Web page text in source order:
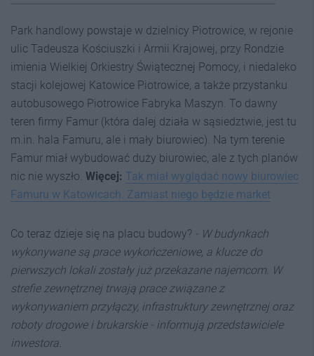
Park handlowy powstaje w dzielnicy Piotrowice, w rejonie
ulic Tadeusza Kościuszki i Armii Krajowej, przy Rondzie
imienia Wielkiej Orkiestry Świątecznej Pomocy, i niedaleko
stacji kolejowej Katowice Piotrowice, a także przystanku
autobusowego Piotrowice Fabryka Maszyn. To dawny
teren firmy Famur (która dalej działa w sąsiedztwie, jest tu
m.in. hala Famuru, ale i mały biurowiec). Na tym terenie
Famur miał wybudować duży biurowiec, ale z tych planów
nic nie wyszło. Więcej: Tak miał wyglądać nowy biurowiec
Famuru w Katowicach. Zamiast niego będzie market
Co teraz dzieje się na placu budowy?
- W budynkach
wykonywane są prace wykończeniowe, a klucze do
pierwszych lokali zostały już przekazane najemcom. W
strefie zewnętrznej trwają prace związane z
wykonywaniem przyłączy, infrastruktury zewnętrznej oraz
roboty drogowe i brukarskie - informują przedstawiciele
inwestora.